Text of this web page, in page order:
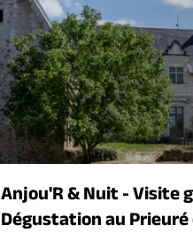
Anjou'R & Nuit - Visite
Dégustation au